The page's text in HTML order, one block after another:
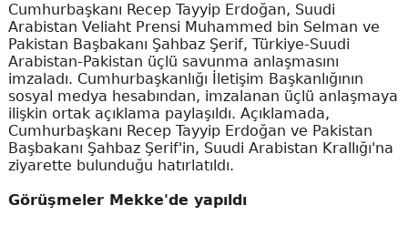
Cumhurbaşkanı Recep Tayyip Erdoğan, Suudi
Arabistan Veliaht Prensi Muhammed bin Selman ve
Pakistan Başbakanı Şahbaz Şerif, Türkiye-Suudi
Arabistan-Pakistan üçlü savunma anlaşmasını
imzaladı. Cumhurbaşkanlığı İletişim Başkanlığının
sosyal medya hesabından, imzalanan üçlü anlaşmaya
ilişkin ortak açıklama paylaşıldı. Açıklamada,
Cumhurbaşkanı Recep Tayyip Erdoğan ve Pakistan
Başbakanı Şahbaz Şerif'in, Suudi Arabistan Krallığı'na
ziyarette bulunduğu hatırlatıldı.
Görüşmeler Mekke'de yapıldı